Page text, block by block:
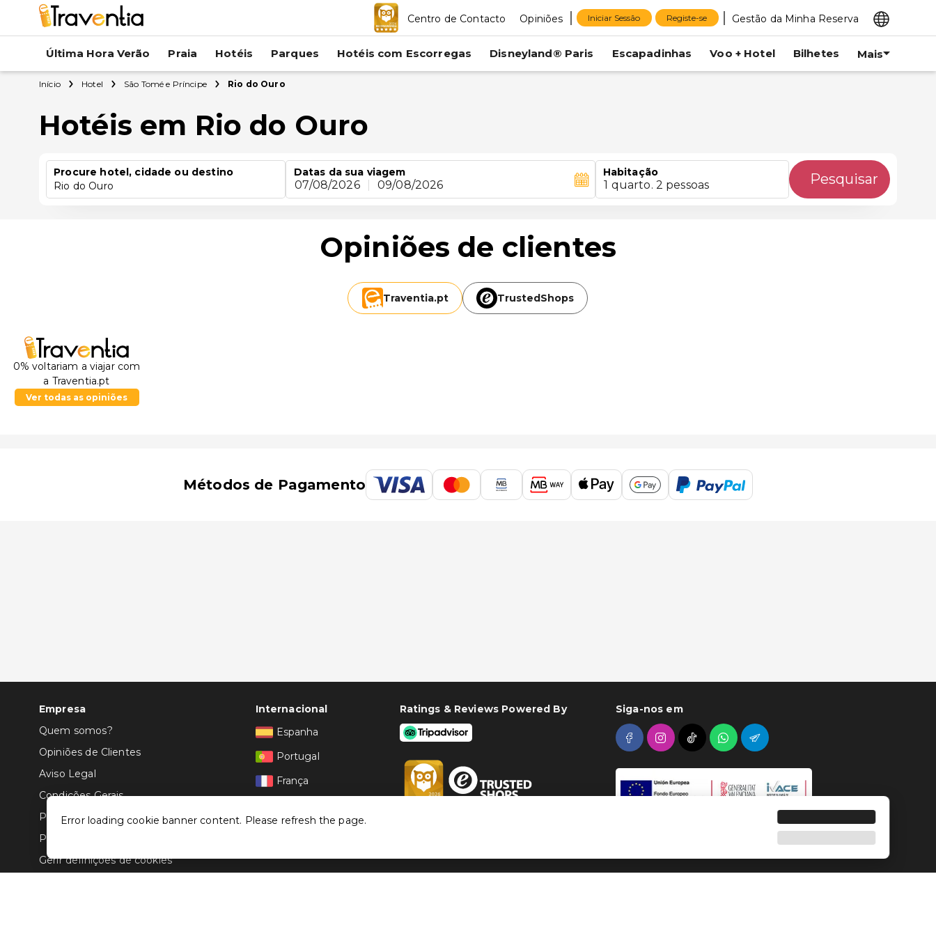
Centro de Contacto Opiniões Iniciar Sessão Registe-se Gestão da Minha Reserva
Última Hora Verão Praia Hotéis Parques Hotéis com Escorregas Disneyland® Paris Escapadinhas Voo + Hotel Bilhetes Mais
Início Hotel São Tomé e Príncipe Rio do Ouro
Hotéis em Rio do Ouro
Procure hotel, cidade ou destino
Rio do Ouro
Datas da sua viagem
07/08/2026 09/08/2026
Habitação
1 quarto. 2 pessoas Pesquisar
Opiniões de clientes
Traventia.pt TrustedShops
0% voltariam a viajar com
a Traventia.pt
Ver todas as opiniões
Métodos de Pagamento
Empresa
Quem somos?
Opiniões de Clientes
Aviso Legal
Condições Gerais
Politica de Privacidade
Política de Cookies
Gerir definições de cookies
Internacional
Espanha
Portugal
França
Ratings & Reviews Powered By Siga-nos em
Error loading cookie banner content. Please refresh the page.